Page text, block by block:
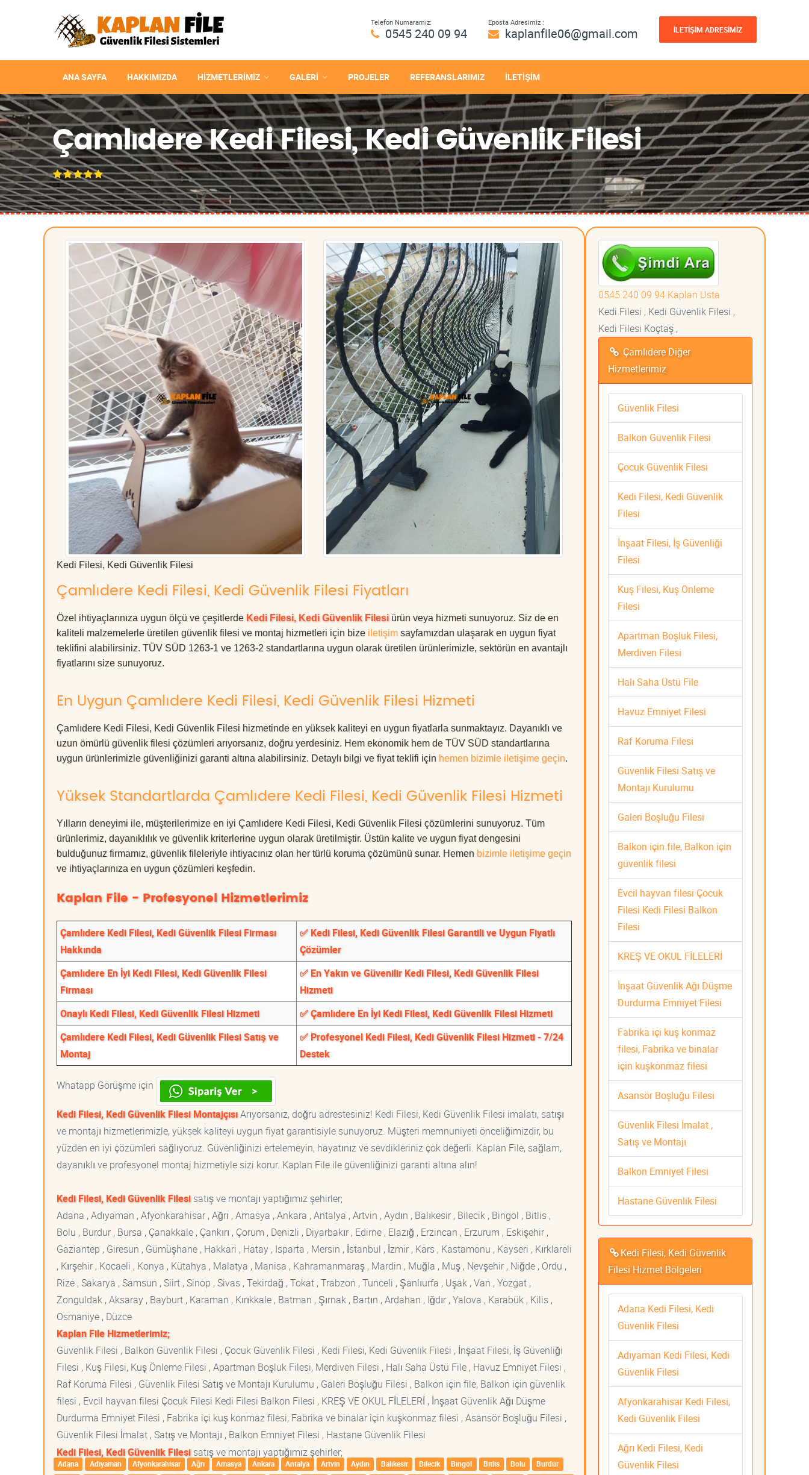
Telefon Numaramız:
0545 240 09 94
Eposta Adresimiz :
kaplanfile06@gmail.com İLETİŞİM ADRESİMİZ
ANA SAYFA HAKKIMIZDA HIZMETLERIMIZ GALERİ PROJELER REFERANSLARIMIZ İLETİŞİM
Çamlıdere Kedi Filesi, Kedi Güvenlik Filesi
Kedi Filesi, Kedi Güvenlik Filesi
Çamlıdere Kedi Filesi, Kedi Güvenlik Filesi Fiyatları
Özel ihtiyaçlarınıza uygun ölçü ve çeşitlerde Kedi Filesi, Kedi Güvenlik Filesi ürün veya hizmeti sunuyoruz. Siz de en
kaliteli malzemelerle üretilen güvenlik filesi ve montaj hizmetleri için bize iletişim sayfamızdan ulaşarak en uygun fiyat
teklifini alabilirsiniz. TÜV SÜD 1263-1 ve 1263-2 standartlarına uygun olarak üretilen ürünlerimizle, sektörün en avantajlı
fiyatlarını size sunuyoruz.
En Uygun Çamlıdere Kedi Filesi, Kedi Güvenlik Filesi Hizmeti
Çamlıdere Kedi Filesi, Kedi Güvenlik Filesi hizmetinde en yüksek kaliteyi en uygun fiyatlarla sunmaktayız. Dayanıklı ve
uzun ömürlü güvenlik filesi çözümleri arıyorsanız, doğru yerdesiniz. Hem ekonomik hem de TÜV SÜD standartlarına
uygun ürünlerimizle güvenliğinizi garanti altına alabilirsiniz. Detaylı bilgi ve fiyat teklifi için hemen bizimle iletişime geçin.
Yüksek Standartlarda Çamlıdere Kedi Filesi, Kedi Güvenlik Filesi Hizmeti
Yılların deneyimi ile, müşterilerimize en iyi Çamlıdere Kedi Filesi, Kedi Güvenlik Filesi çözümlerini sunuyoruz. Tüm
ürünlerimiz, dayanıklılık ve güvenlik kriterlerine uygun olarak üretilmiştir. Üstün kalite ve uygun fiyat dengesini
bulduğunuz firmamız, güvenlik fileleriyle ihtiyacınız olan her türlü koruma çözümünü sunar. Hemen bizimle iletişime geçin
ve ihtiyaçlarınıza en uygun çözümleri keşfedin.
Kaplan File - Profesyonel Hizmetlerimiz
Çamlıdere Kedi Filesi, Kedi Güvenlik Filesi Firması
Hakkında
✅ Kedi Filesi, Kedi Güvenlik Filesi Garantili ve Uygun Fiyatlı
Çözümler
Çamlıdere En İyi Kedi Filesi, Kedi Güvenlik Filesi
Firması
✅ En Yakın ve Güvenilir Kedi Filesi, Kedi Güvenlik Filesi
Hizmeti
Onaylı Kedi Filesi, Kedi Güvenlik Filesi Hizmeti
✅ Çamlıdere En İyi Kedi Filesi, Kedi Güvenlik Filesi Hizmeti
Çamlıdere Kedi Filesi, Kedi Güvenlik Filesi Satış ve
Montaj
✅ Profesyonel Kedi Filesi, Kedi Güvenlik Filesi Hizmeti - 7/24
Destek
Whatapp Görüşme için
Kedi Filesi, Kedi Güvenlik Filesi MontajçısıArıyorsanız, doğru adrestesiniz! Kedi Filesi, Kedi Güvenlik Filesi imalatı, satışı
ve montajı hizmetlerimizle, yüksek kaliteyi uygun fiyat garantisiyle sunuyoruz. Müşteri memnuniyeti önceliğimizdir, bu
yüzden en iyi çözümleri sağlıyoruz. Güvenliğinizi ertelemeyin, hayatınız ve sevdikleriniz çok değerli. Kaplan File, sağlam,
dayanıklı ve profesyonel montaj hizmetiyle sizi korur. Kaplan File ile güvenliğinizi garanti altına alın!
Kedi Filesi, Kedi Güvenlik Filesisatış ve montajı yaptığımız şehirler;
Adana , Adıyaman , Afyonkarahisar , Ağrı , Amasya , Ankara , Antalya , Artvin , Aydın , Balıkesir , Bilecik , Bingöl , Bitlis ,
Bolu , Burdur , Bursa , Çanakkale , Çankırı , Çorum , Denizli , Diyarbakır , Edirne , Elazığ , Erzincan , Erzurum , Eskişehir ,
Gaziantep , Giresun , Gümüşhane , Hakkari , Hatay , Isparta , Mersin , İstanbul , İzmir , Kars , Kastamonu , Kayseri , Kırklareli
, Kırşehir , Kocaeli , Konya , Kütahya , Malatya , Manisa , Kahramanmaraş , Mardin , Muğla , Muş , Nevşehir , Niğde , Ordu ,
Rize , Sakarya , Samsun , Siirt , Sinop , Sivas , Tekirdağ , Tokat , Trabzon , Tunceli , Şanlıurfa , Uşak , Van , Yozgat ,
Zonguldak , Aksaray , Bayburt , Karaman , Kırıkkale , Batman , Şırnak , Bartın , Ardahan , Iğdır , Yalova , Karabük , Kilis ,
Osmaniye , Düzce
Kaplan File Hizmetlerimiz;
Güvenlik Filesi , Balkon Güvenlik Filesi , Çocuk Güvenlik Filesi , Kedi Filesi, Kedi Güvenlik Filesi , İnşaat Filesi, İş Güvenliği
Filesi , Kuş Filesi, Kuş Önleme Filesi , Apartman Boşluk Filesi, Merdiven Filesi , Halı Saha Üstü File , Havuz Emniyet Filesi ,
Raf Koruma Filesi , Güvenlik Filesi Satış ve Montajı Kurulumu , Galeri Boşluğu Filesi , Balkon için file, Balkon için güvenlik
filesi , Evcil hayvan filesi Çocuk Filesi Kedi Filesi Balkon Filesi , KREŞ VE OKUL FİLELERİ , İnşaat Güvenlik Ağı Düşme
Durdurma Emniyet Filesi , Fabrika içi kuş konmaz filesi, Fabrika ve binalar için kuşkonmaz filesi , Asansör Boşluğu Filesi ,
Güvenlik Filesi İmalat , Satış ve Montajı , Balkon Emniyet Filesi , Hastane Güvenlik Filesi
Kedi Filesi, Kedi Güvenlik Filesisatış ve montajı yaptığımız şehirler;
Adana Adıyaman Afyonkarahisar Ağrı Amasya Ankara Antalya Artvin Aydın Balıkesir Bilecik Bingöl Bitlis Bolu
Burdur
0545 240 09 94 Kaplan Usta
Kedi Filesi , Kedi Güvenlik Filesi ,
Kedi Filesi Koçtaş ,
Çamlıdere Diğer
Hizmetlerimiz
Güvenlik Filesi
Balkon Güvenlik Filesi
Çocuk Güvenlik Filesi
Kedi Filesi, Kedi Güvenlik
Filesi
İnşaat Filesi, İş Güvenliği
Filesi
Kuş Filesi, Kuş Önleme
Filesi
Apartman Boşluk Filesi,
Merdiven Filesi
Halı Saha Üstü File
Havuz Emniyet Filesi
Raf Koruma Filesi
Güvenlik Filesi Satış ve
Montajı Kurulumu
Galeri Boşluğu Filesi
Balkon için file, Balkon için
güvenlik filesi
Evcil hayvan filesi Çocuk
Filesi Kedi Filesi Balkon
Filesi
KREŞ VE OKUL FİLELERİ
İnşaat Güvenlik Ağı Düşme
Durdurma Emniyet Filesi
Fabrika içi kuş konmaz
filesi, Fabrika ve binalar
için kuşkonmaz filesi
Asansör Boşluğu Filesi
Güvenlik Filesi İmalat ,
Satış ve Montajı
Balkon Emniyet Filesi
Hastane Güvenlik Filesi
Kedi Filesi, Kedi Güvenlik
Filesi Hizmet Bölgeleri
Adana Kedi Filesi, Kedi
Güvenlik Filesi
Adıyaman Kedi Filesi, Kedi
Güvenlik Filesi
Afyonkarahisar Kedi Filesi,
Kedi Güvenlik Filesi
Ağrı Kedi Filesi, Kedi
Güvenlik Filesi